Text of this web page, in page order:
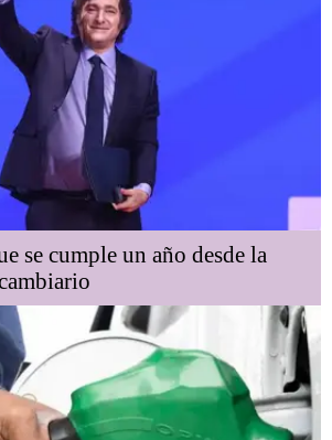
se cumple un año desde la